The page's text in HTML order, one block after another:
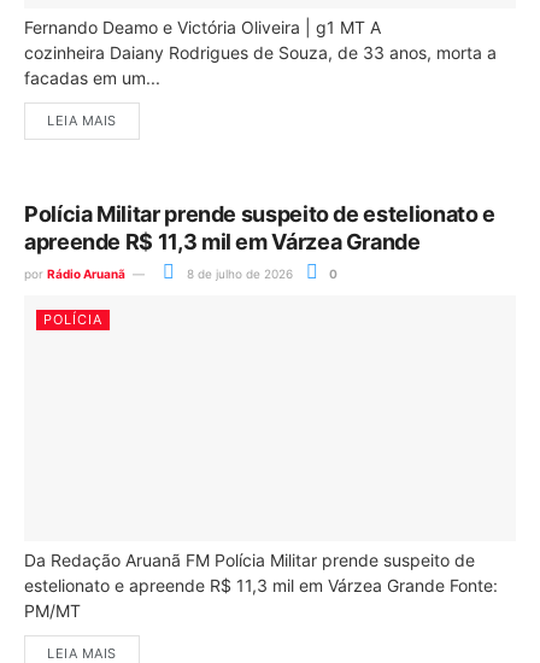
Fernando Deamo e Victória Oliveira | g1 MT A
cozinheira Daiany Rodrigues de Souza, de 33 anos, morta a
facadas em um...
LEIA MAIS
Polícia Militar prende suspeito de estelionato e
apreende R$ 11,3 mil em Várzea Grande
por Rádio Aruanã 8 de julho de 2026 0
POLÍCIA
Da Redação Aruanã FM Polícia Militar prende suspeito de
estelionato e apreende R$ 11,3 mil em Várzea Grande Fonte:
PM/MT
LEIA MAIS